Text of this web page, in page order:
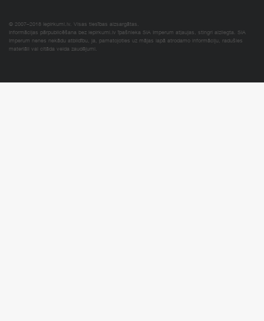
© 2007–2018 Iepirkumi.lv. Visas tiesības aizsargātas.
Informācijas pārpublicēšana bez iepirkumi.lv īpašnieka SIA Imperum atļaujas, stingri aizliegta. SIA
Imperum nenes nekādu atbildību, ja, pamatojoties uz mājas lapā atrodamo informāciju, radušies
materiāli vai citāda veida zaudējumi.